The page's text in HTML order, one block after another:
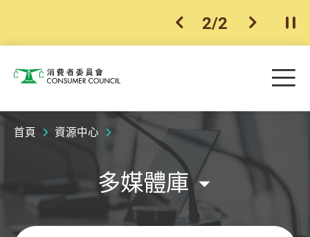
上一個
2/2 下一個開
消費者委員會 目
首頁 資源中心
多媒體庫